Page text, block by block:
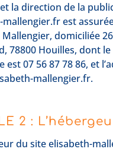
et la direction de la
mallengier.fr est
Mallengier, domiciliée
78800 Houilles, dont
est 07 56 87 78 86, et
mallengier.fr.
2 :
du site elisabeth-